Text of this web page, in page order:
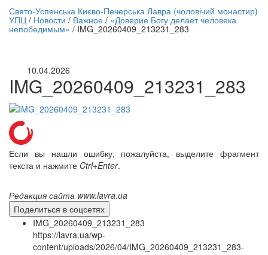
трансляция | 12 сентября
трансляции
Свято-Успенська Києво-Печерська Лавра (чоловічий монастир)
УПЦ / Новости / Важное / «Доверие Богу делает человека
непобедимым» / IMG_20260409_213231_283
10.04.2026
IMG_20260409_213231_283
Если вы нашли ошибку, пожалуйста, выделите фрагмент
текста и нажмите Ctrl+Enter.
Редакция сайта www.lavra.ua
Поделиться в соцсетях
IMG_20260409_213231_283
https://lavra.ua/wp-
content/uploads/2026/04/IMG_20260409_213231_283-